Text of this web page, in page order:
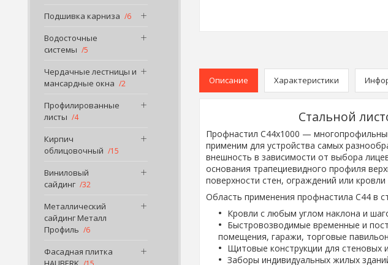
Подшивка карниза 6
Водосточные
системы
5
Чердачные лестницы и
мансардные окна
2
Профилированные
листы
4
Кирпич
облицовочный
15
Виниловый
сайдинг
32
Металлический
сайдинг Металл
Профиль
6
Фасадная плитка
Описание Характеристики
Стальной
Профнастил С44x1000 —
применим для устройства самых
внешность в зависимости от выбора
основания трапециевидного профиля
поверхности стен, ограждений или
Область применения профнастила С44 в
Кровли с любым углом наклона и
Быстровозводимые временные и
помещения, гаражи, торговые
Щитовые конструкции для стеновых
Заборы индивидуальных жилых